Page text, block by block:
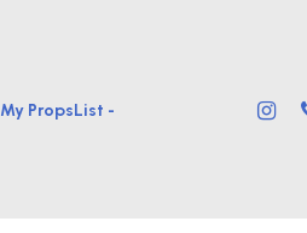
My PropsList -